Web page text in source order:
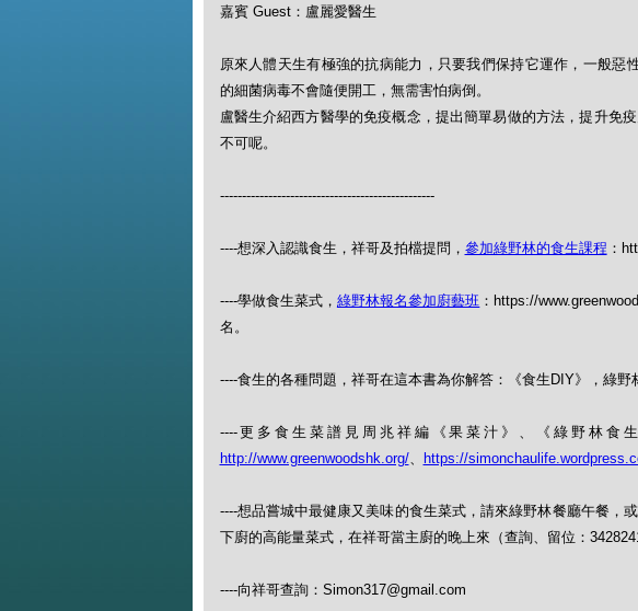
嘉賓 Guest：盧麗愛醫生
原來人體天生有極強的抗病能力，只要我們保持它運作，一般惡
的細菌病毒不會隨便開工，無需害怕病倒。
盧醫生介紹西方醫學的免疫概念，提出簡單易做的方法，提升免
不可呢。
-------------------------------------------------
----想深入認識食生，祥哥及拍檔提問， 參加綠野林的食生課程 ：
----學做食生菜式， 綠野林報名參加廚藝班 ：https://
名。
----食生的各種問題，祥哥在這本書為你解答：《食生DIY》，綠野
----更多食生菜譜見周兆祥編《果菜汁》、《綠野林食
http://www.greenwoodshk.org/、 https://
----想品嘗城中最健康又美味的食生菜式，請來綠野林餐廳午餐，
下廚的高能量菜式，在祥哥當主廚的晚上來（查詢、留位：
----向祥哥查詢：Simon317@gmail.com